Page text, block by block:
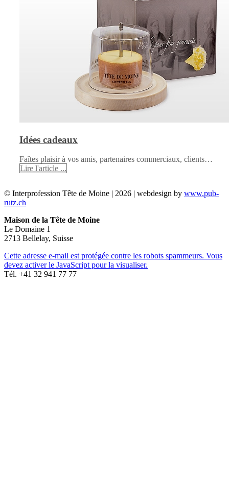
Idées cadeaux
Faîtes plaisir à vos amis, partenaires commerciaux, clients…
Lire l'article ...
© Interprofession Tête de Moine | 2026 | webdesign by www.pub-
rutz.ch
Maison de la Tête de Moine
Le Domaine 1
2713 Bellelay, Suisse
Cette adresse e-mail est protégée contre les robots spammeurs. Vous
devez activer le JavaScript pour la visualiser.
Tél. +41 32 941 77 77